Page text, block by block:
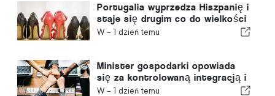
Portugalia wyprzedza Hiszpanię i
staje się drugim co do wielkości
producentem obuwia w Europie
W - 1 dzień temu
Minister gospodarki opowiada
się za kontrolowaną integracją i
gwarantuje imigrantom
W - 1 dzień temu